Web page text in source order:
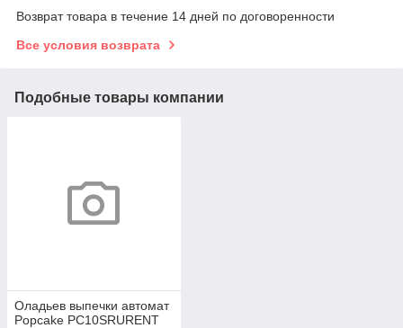
Возврат товара в течение 14 дней по договоренности
Все условия возврата
Подобные товары компании
Оладьев выпечки автомат
Popcake PC10SRURENT